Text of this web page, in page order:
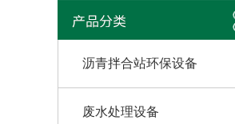
沥青拌合站环保设备
废水处理设备